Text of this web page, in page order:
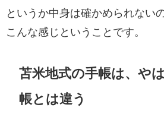
というか中身は確かめられない
こんな感じということです。
苫米地式の手帳は、や
帳とは違う